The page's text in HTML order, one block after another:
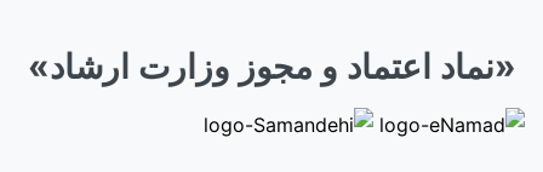
«نماد اعتماد و مجوز وزارت ارشاد»